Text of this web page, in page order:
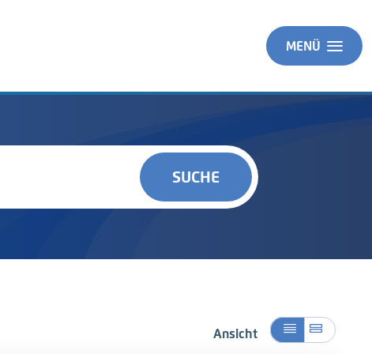
MENÜ
SUCHE
Ansicht